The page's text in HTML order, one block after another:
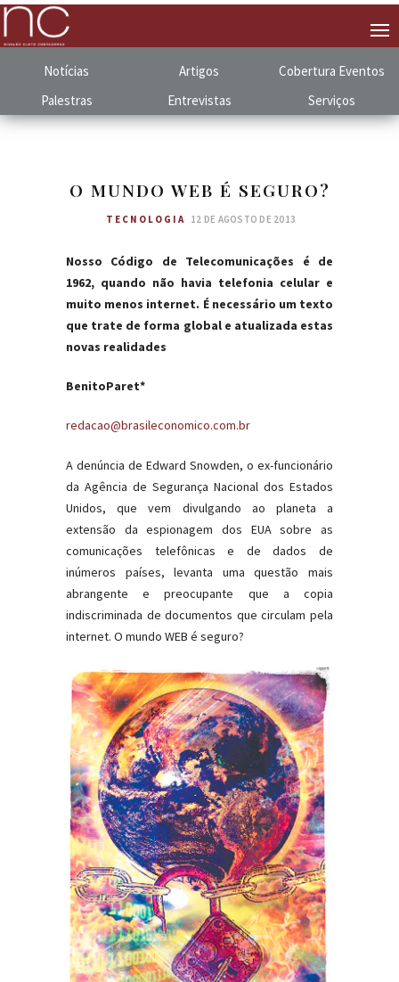
Notícias Artigos Cobertura Eventos
Palestras
Entrevistas Serviços
O MUNDO WEB É SEGURO?
TECNOLOGIA 12 DE AGOSTO DE 2013
Nosso Código de Telecomunicações é de
1962, quando não havia telefonia celular e
muito menos internet. É necessário um texto
que trate de forma global e atualizada estas
novas realidades
BenitoParet*
redacao@brasileconomico.com.br
A denúncia de Edward Snowden, o ex-funcionário
da Agência de Segurança Nacional dos Estados
Unidos, que vem divulgando ao planeta a
extensão da espionagem dos EUA sobre as
comunicações telefônicas e de dados de
inúmeros países, levanta uma questão mais
abrangente e preocupante que a copia
indiscriminada de documentos que circulam pela
internet. O mundo WEB é seguro?